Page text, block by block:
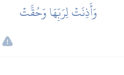
وَأَذِنَتۡ لِرَبِّهَا وَحُقَّتۡ